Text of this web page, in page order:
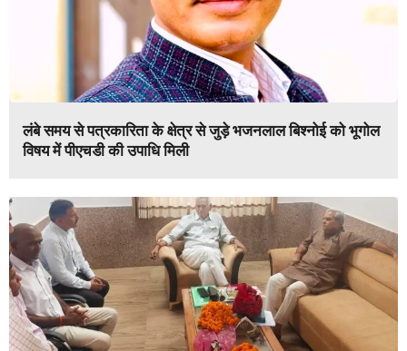
लंबे समय से पत्रकारिता के क्षेत्र से जुड़े भजनलाल बिश्नोई को भूगोल
विषय में पीएचडी की उपाधि मिली